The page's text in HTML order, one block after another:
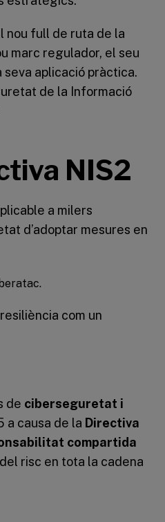
nou full de ruta de la
marc regulador, el seu
aplicació pràctica.
de la Informació
NIS2
a milers
d’adoptar mesures en
com un
de ciberseguretat i
a causa de la Directiva
compartida
risc en tota la cadena